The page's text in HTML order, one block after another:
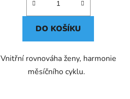
DO KOŠÍKU
Vnitřní rovnováha ženy, harmonie
měsíčního cyklu.